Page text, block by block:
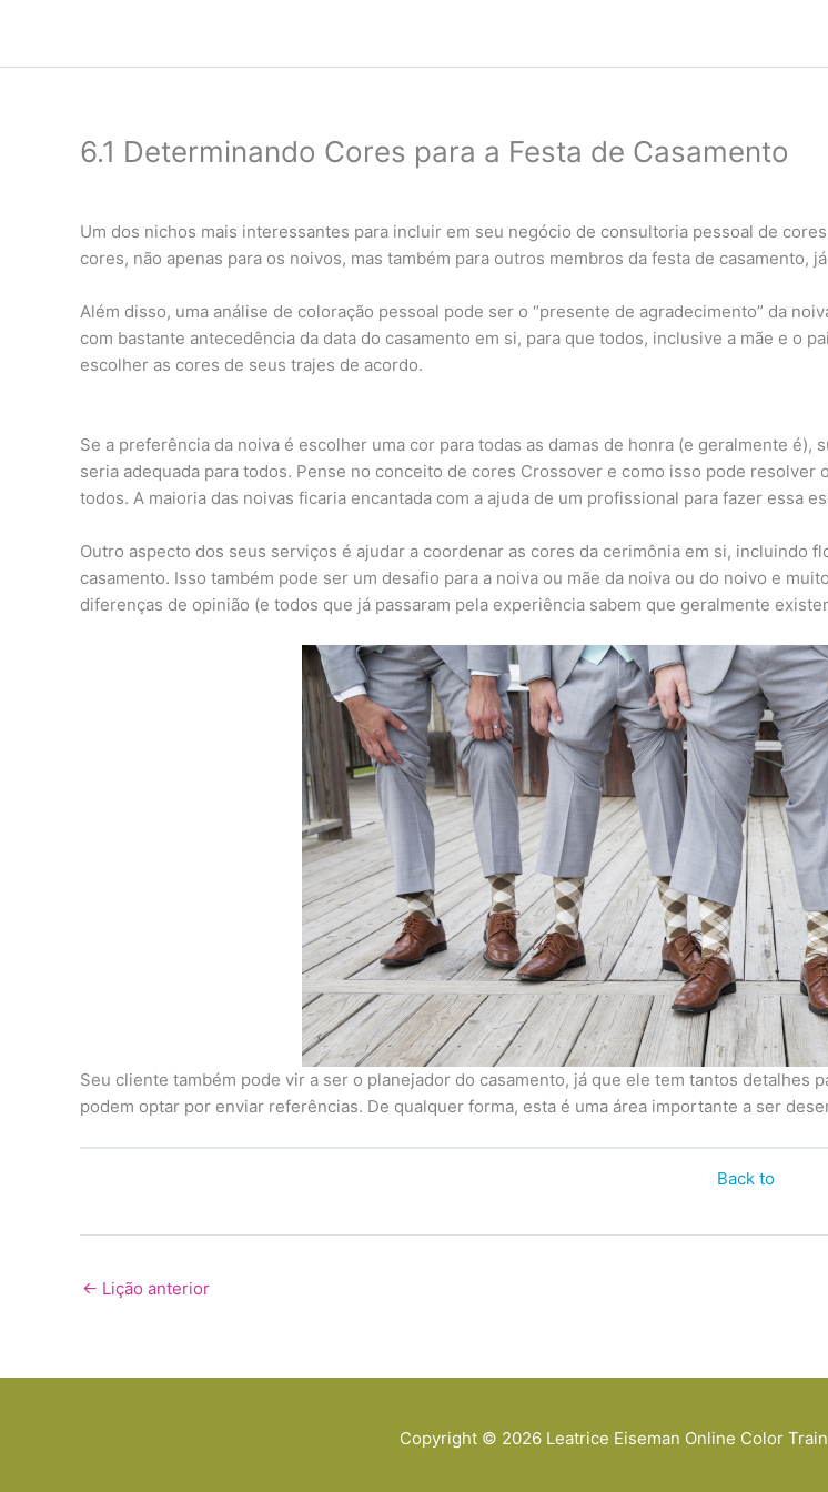
o
6.1 Determinando Cores para a Festa de Casamento
Um dos nichos mais interessantes para incluir em seu negócio de consultoria pessoal de
cores, não apenas para os noivos, mas também para outros membros da festa de
Além disso, uma análise de coloração pessoal pode ser o “presente de agradecimento” da
com bastante antecedência da data do casamento em si, para que todos, inclusive a mãe e o
escolher as cores de seus trajes de acordo.
Se a preferência da noiva é escolher uma cor para todas as damas de honra (e geralmente
seria adequada para todos. Pense no conceito de cores Crossover e como isso pode
todos. A maioria das noivas ficaria encantada com a ajuda de um profissional para fazer essa
Outro aspecto dos seus serviços é ajudar a coordenar as cores da cerimônia em si, incluindo
casamento. Isso também pode ser um desafio para a noiva ou mãe da noiva ou do noivo e
diferenças de opinião (e todos que já passaram pela experiência sabem que geralmente
Seu cliente também pode vir a ser o planejador do casamento, já que ele tem tantos detalhes
podem optar por enviar referências. De qualquer forma, esta é uma área importante a ser
Back to
← Lição anterior
Copyright © 2026 Leatrice Eiseman Online Color